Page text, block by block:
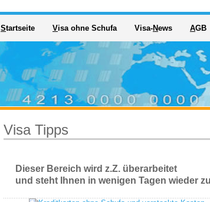
Startseite Visa ohne Schufa Visa-News AGB
Visa Tipps
Dieser Bereich wird z.Z. überarbeitet
und steht Ihnen in wenigen Tagen wieder